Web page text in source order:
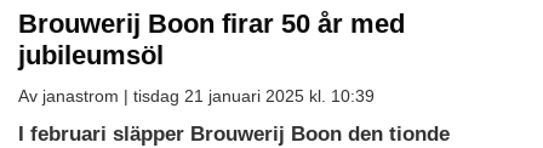
Brouwerij Boon firar 50 år med
jubileumsöl
Av janastrom | tisdag 21 januari 2025 kl. 10:39
I februari släpper Brouwerij Boon den tionde